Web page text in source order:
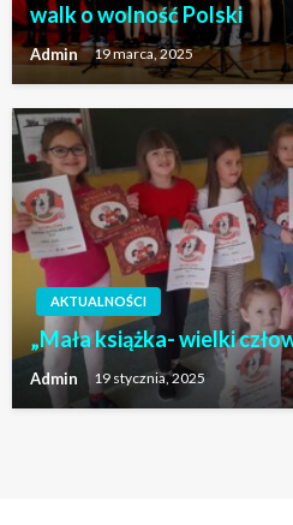
walk o wolność Polski
Admin 19 marca, 2025
AKTUALNOŚCI
„Mała książka- wielki
Admin 19 stycznia, 2025
AKTUALNOŚCI
Sukces naszych drużyn w
Admin 18 kwietnia, 2024